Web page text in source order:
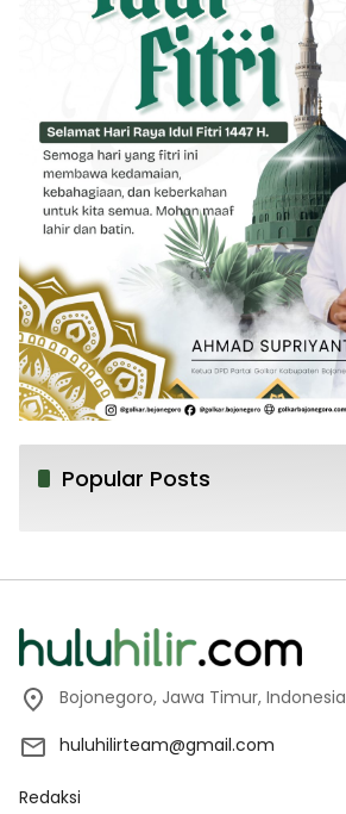
Popular Posts
Bojonegoro, Jawa Timur, Indonesia
huluhilirteam@gmail.com
Redaksi